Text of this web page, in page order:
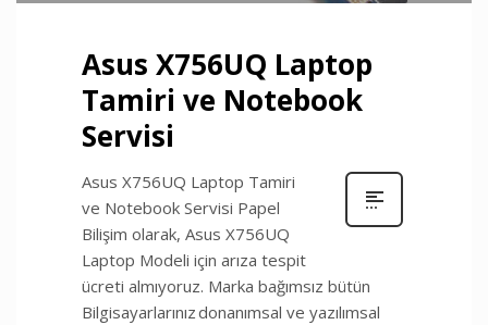
Asus X756UQ Laptop
Tamiri ve Notebook
Servisi
Asus X756UQ Laptop Tamiri
ve Notebook Servisi Papel
Bilişim olarak, Asus X756UQ
Laptop Modeli için arıza tespit
ücreti almıyoruz. Marka bağımsız bütün
Bilgisayarlarınız donanımsal ve yazılımsal